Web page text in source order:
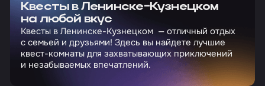
Квесты в Ленинске-Кузнецком
на любой вкус
Квесты в Ленинске-Кузнецком — отличный отдых
с семьей и друзьями! Здесь вы найдете лучшие
квест-комнаты для захватывающих приключений
и незабываемых впечатлений.